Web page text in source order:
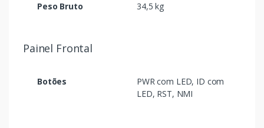
Peso Bruto
34,5 kg
Painel Frontal
Botões
PWR com LED, ID com
LED, RST, NMI